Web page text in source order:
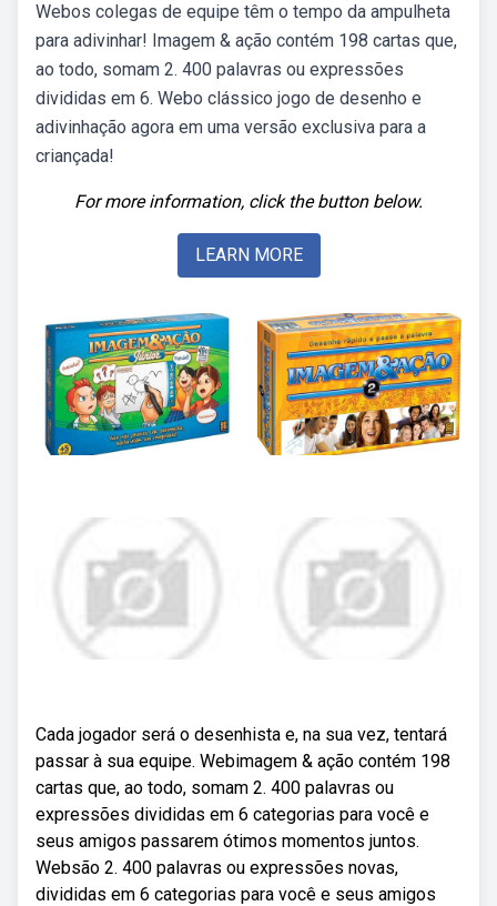
Webos colegas de equipe têm o tempo da ampulheta
para adivinhar! Imagem & ação contém 198 cartas que,
ao todo, somam 2. 400 palavras ou expressões
divididas em 6. Webo clássico jogo de desenho e
adivinhação agora em uma versão exclusiva para a
criançada!
For more information, click the button below.
LEARN MORE
Cada jogador será o desenhista e, na sua vez, tentará
passar à sua equipe. Webimagem & ação contém 198
cartas que, ao todo, somam 2. 400 palavras ou
expressões divididas em 6 categorias para você e
seus amigos passarem ótimos momentos juntos.
Websão 2. 400 palavras ou expressões novas,
divididas em 6 categorias para você e seus amigos